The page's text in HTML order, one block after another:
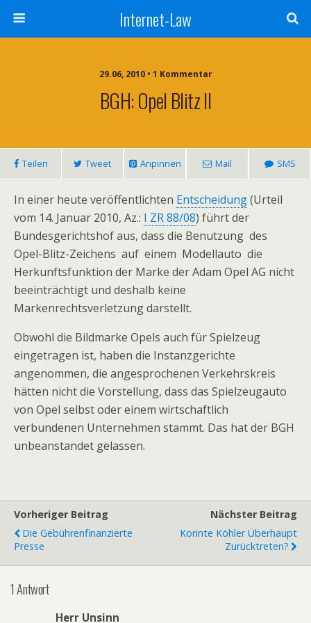
Internet-Law
29.06, 2010 • 1 Kommentar
BGH: Opel Blitz II
Teilen Tweet Anpinnen Mail SMS
In einer heute veröffentlichten Entscheidung(Urteil
vom 14. Januar 2010, Az.: I ZR 88/08) führt der
Bundesgerichtshof aus, dass die Benutzung des
Opel-Blitz-Zeichens auf einem Modellauto die
Herkunftsfunktion der Marke der Adam Opel AG nicht
beeinträchtigt und deshalb keine
Markenrechtsverletzung darstellt.
Obwohl die Bildmarke Opels auch für Spielzeug
eingetragen ist, haben die Instanzgerichte
angenommen, die angesprochenen Verkehrskreis
hätten nicht die Vorstellung, dass das Spielzeugauto
von Opel selbst oder einem wirtschaftlich
verbundenen Unternehmen stammt. Das hat der BGH
unbeanstandet gelassen.
Vorheriger Beitrag
Die Gebührenfinanzierte
Presse
Nächster Beitrag
Konnte Köhler Überhaupt
Zurücktreten?
1 Antwort
Herr Unsinn